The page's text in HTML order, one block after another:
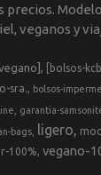
precios.
veganos y
[bolsos-kcb]
sra. bolsos-
garantia-
bags ligero
100% vegano-